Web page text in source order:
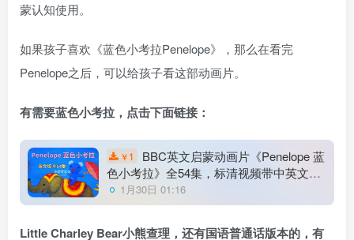
蒙认知使用。
如果孩子喜欢《蓝色小考拉Penelope》，那么在看完
Penelope之后，可以给孩子看这部动画片。
有需要蓝色小考拉，点击下面链接：
￥ 1
BBC英文启蒙动画片《Penelope 蓝
色小考拉》全54集，标清视频带中英文字
幕，百度云网盘下载！
1月30日 01:16
Little Charley Bear小熊查理，还有国语普通话版本的，有